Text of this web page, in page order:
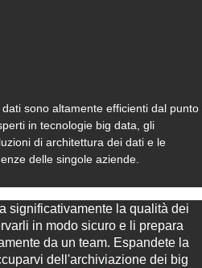
sono altamente efficienti dal punto
in tecnologie big data, gli
di architettura dei dati e le
delle singole aziende.
significativamente la qualità dei
in modo sicuro e li prepara
da un team. Espandete la
dell'archiviazione dei big